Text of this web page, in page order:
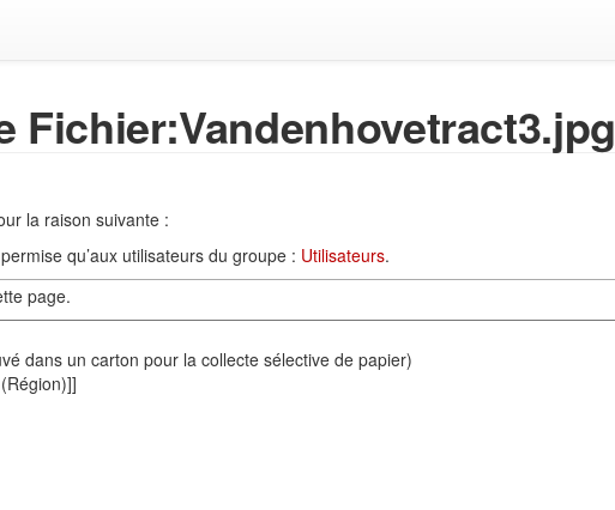
Fichier:Vandenhovetract3.jpg
la raison suivante :
qu’aux utilisateurs du groupe : Utilisateurs.
page.